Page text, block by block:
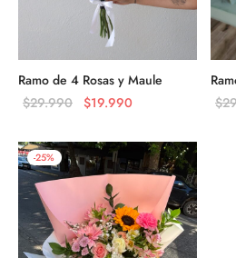
Ramo de 4 Rosas y Maule
$29.990
El precio
era:
$29.990.
$19.990
$19.990.
$
-25%